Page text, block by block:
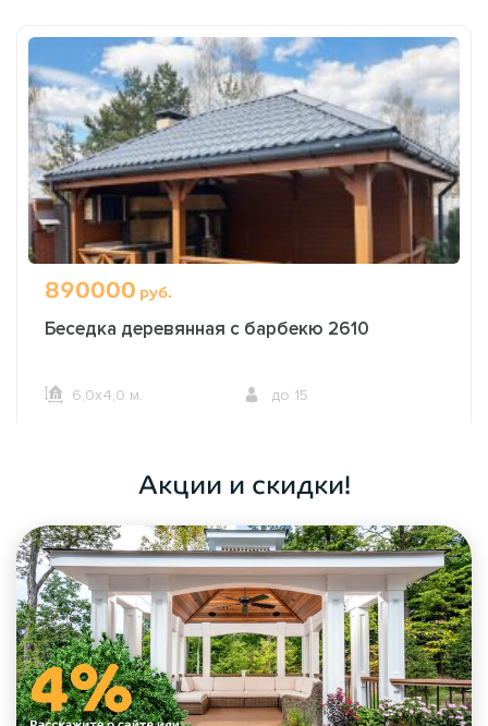
890000 руб.
Беседка деревянная с барбекю 2610
6,0х4,0 м. до 15
Акции и скидки!